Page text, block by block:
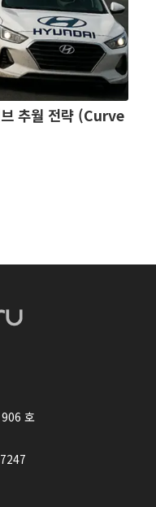
추월 전략 (Curve
호